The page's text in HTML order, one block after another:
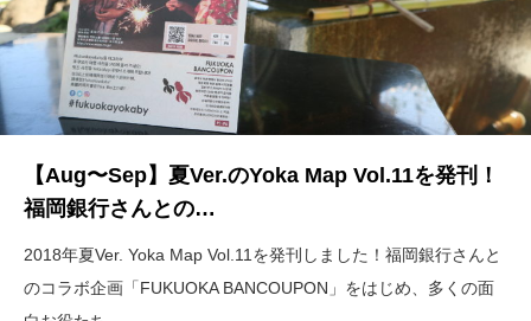
【Aug〜Sep】夏Ver.のYoka Map Vol.11を発刊！
福岡銀行さんとの…
2018年夏Ver. Yoka Map Vol.11を発刊しました！福岡銀行さんと
のコラボ企画「FUKUOKA BANCOUPON」をはじめ、多くの面